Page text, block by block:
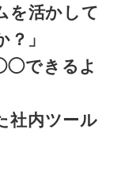
を活かして
」
できるよ
社内ツール